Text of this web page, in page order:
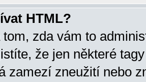
HTML?
tom, zda vám to
že jen některé
zamezí zneužití nebo